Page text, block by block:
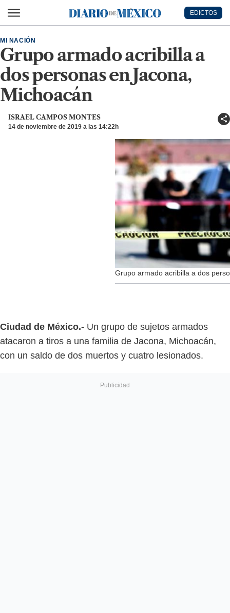
Diario de México
EDICTOS
Grupo armado acribilla a
dos personas en Jacona,
Michoacán
MI NACIÓN
ISRAEL CAMPOS MONTES
14 de noviembre de 2019 a las 14:22h
Grupo armado acribilla a dos
Ciudad de México.- Un grupo de sujetos armados
atacaron a tiros a una familia de Jacona, Michoacán,
con un saldo de dos muertos y cuatro lesionados.